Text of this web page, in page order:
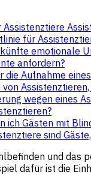
für
emotionale
anfordern?
die Aufnahme
wegen eines
Gästen mit
sind
und das
dafür ist die